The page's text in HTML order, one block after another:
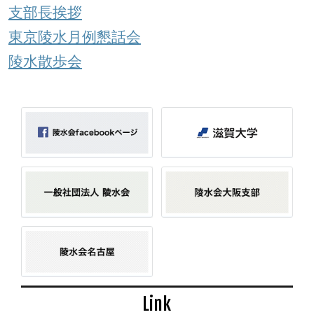
支部長挨拶
東京陵水月例懇話会
陵水散歩会
Link